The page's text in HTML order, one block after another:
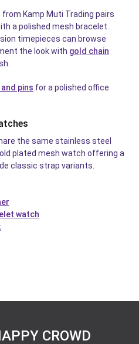
Kamp Muti Trading pairs
a polished mesh bracelet.
timepieces can browse
the look with gold chain
pins for a polished office
the same stainless steel
plated mesh watch offering a
classic strap variants.
watch
CROWD